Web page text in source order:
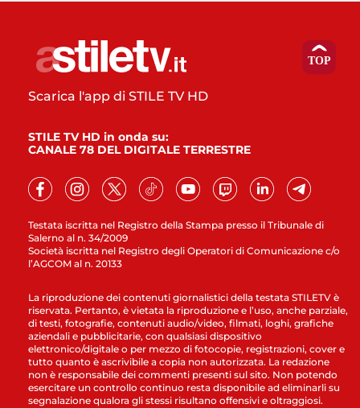
Testata iscritta nel Registro della Stampa presso il Tribunale di
Salerno al n. 34/2009
Società iscritta nel Registro degli Operatori di Comunicazione c/o
l’AGCOM al n. 20133
Scarica l'app di STILE TV HD
STILE TV HD in onda su:
CANALE 78 DEL DIGITALE TERRESTRE
La riproduzione dei contenuti giornalistici della testata STILETV è
riservata. Pertanto, è vietata la riproduzione e l’uso, anche parziale,
di testi, fotografie, contenuti audio/video, filmati, loghi, grafiche
aziendali e pubblicitarie, con qualsiasi dispositivo
elettronico/digitale o per mezzo di fotocopie, registrazioni, cover e
tutto quanto è ascrivibile a copia non autorizzata. La redazione
non è responsabile dei commenti presenti sul sito. Non potendo
esercitare un controllo continuo resta disponibile ad eliminarli su
segnalazione qualora gli stessi risultano offensivi e oltraggiosi.